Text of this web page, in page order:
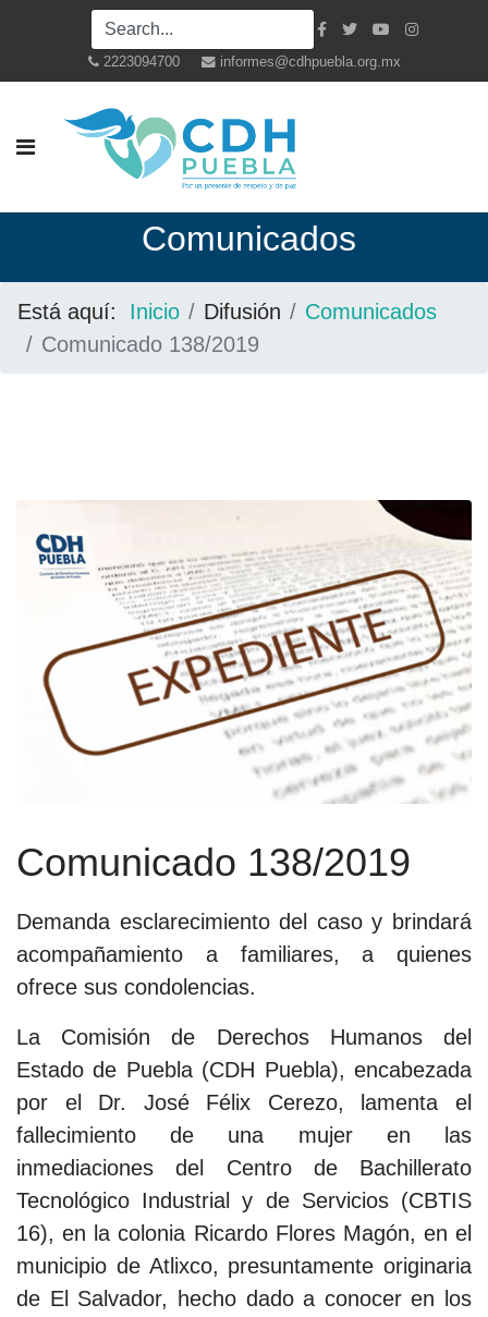
2223094700 informes@cdhpuebla.org.mx
Comunicados
Está aquí: Inicio Difusión
Comunicados
Comunicado 138/2019
Comunicado 138/2019
Demanda esclarecimiento del caso y brindará
acompañamiento a familiares, a quienes
ofrece sus condolencias.
La Comisión de Derechos Humanos del
Estado de Puebla (CDH Puebla), encabezada
por el Dr. José Félix Cerezo, lamenta el
fallecimiento de una mujer en las
inmediaciones del Centro de Bachillerato
Tecnológico Industrial y de Servicios (CBTIS
16), en la colonia Ricardo Flores Magón, en el
municipio de Atlixco, presuntamente originaria
de El Salvador, hecho dado a conocer en los